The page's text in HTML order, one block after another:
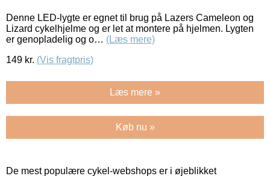
Denne LED-lygte er egnet til brug på Lazers Cameleon og
Lizard cykelhjelme og er let at montere på hjelmen. Lygten
er genopladelig og o… (Læs mere)
149 kr. (Vis fragtpris)
Læs mere »
Køb nu »
De mest populære cykel-webshops er i øjeblikket